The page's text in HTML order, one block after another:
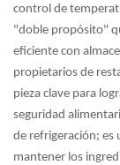
control de
"doble propósito"
eficiente con
propietarios de
pieza clave para
seguridad
de refrigeración;
mantener los